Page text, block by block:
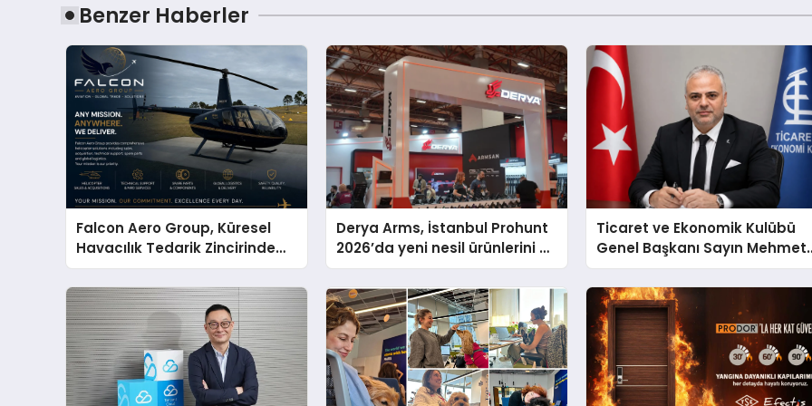
Benzer Haberler
Falcon Aero Group, Küresel
Havacılık Tedarik Zincirinde
Türkiye’den Dünyaya Açılıyor
Derya Arms, İstanbul Prohunt
2026’da yeni nesil ürünlerini ve
global marka vizyonunu
sergiledi
Ticaret ve Ekonomik Kulübü
Genel Başkanı Sayın Mehmet
Ulutaş, ekonomiye dair
açıklamada şunları kaydetti: